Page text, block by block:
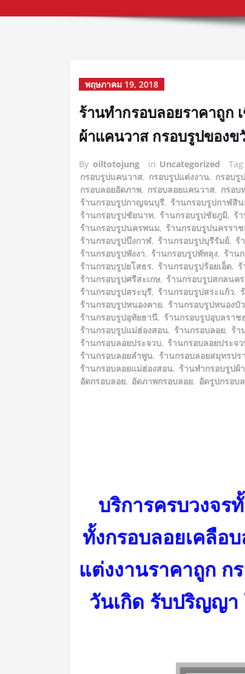
พฤษภาคม 19, 2018
ร้านทำกรอบลอยราคาถูก
ผ้าแคนวาส กรอบรูปของ
By oiltotojung in Uncategorized Tag
กรอบรูปแคนวาส, กรอบรูปแต่งงาน, กรอบรู
กรอบลอยอัดภาพ, กรอบลอยแคนวาส, กรอบ
ร้านกรอบรูปกาญจนบุรี, ร้านกรอบรูปกาฬสิ
ร้านกรอบรูปชัยนาท, ร้านกรอบรูปชัยภูมิ, ร้
ร้านกรอบรูปนครพนม, ร้านกรอบรูปนครรา
ร้านกรอบรูปบึงกาฬ, ร้านกรอบรูปบุรีรัมย์, ร้
ร้านกรอบรูปพังงา, ร้านกรอบรูปพัทลุง, ร้าน
ร้านกรอบรูปยโสธร, ร้านกรอบรูปร้อยเอ็ด,
ร้านกรอบรูปศรีสะเกษ, ร้านกรอบรูปสกลนคร
ร้านกรอบรูปสระบุรี, ร้านกรอบรูปสระแก้ว,
ร้านกรอบรูปหนองคาย, ร้านกรอบรูปหนองบั
ร้านกรอบรูปอุทัยธานี, ร้านกรอบรูปอุบลราช
ร้านกรอบรูปแม่ฮ่องสอน, ร้านกรอบลอย, ร้า
ร้านกรอบลอยประจวบ, ร้านกรอบลอยประจ
ร้านกรอบลอยลำพูน, ร้านกรอบลอยสมุทรปร
ร้านกรอบลอยแม่ฮ่องสอน, ร้านทำกรอบรูปผ้
อัดกรอบลอย, อัดภาพกรอบลอย, อัดรูปกรอบ
บริการครบวงจร
ทั้งกรอบลอยเคลือ
แต่งงานราคาถูก ก
วันเกิด รับปริญญา